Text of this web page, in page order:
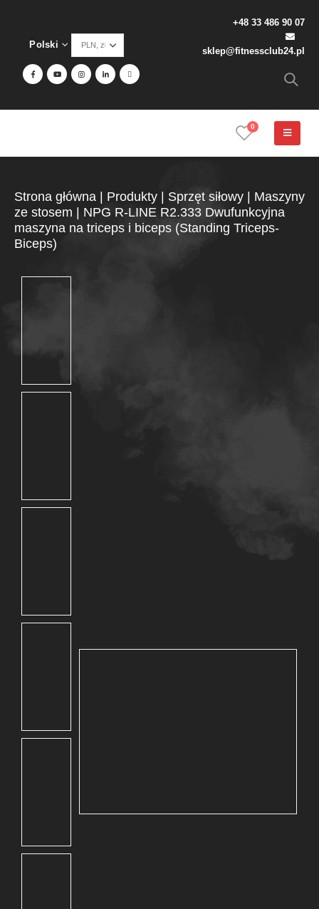
Polski
+48 33 486 90 07
sklep@fitnessclub24.pl
0
Strona główna Produkty Sprzęt siłowy
Maszyny
ze stosem
NPG R-LINE R2.333 Dwufunkcyjna
maszyna na triceps i biceps (Standing Triceps-
Biceps)